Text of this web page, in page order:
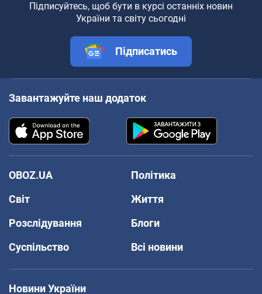
Підписуйтесь, щоб бути в курсі останніх новин
України та світу сьогодні
Підписатись
Завантажуйте наш додаток
OBOZ.UA
Політика
Світ
Життя
Розслідування
Блоги
Суспільство
Всі новини
Новини України